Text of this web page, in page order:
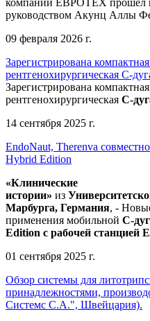
руководством Акунц Аллы
09 февраля 2026 г.
Зарегистрирована
рентгенохирургическая С-
Зарегистрирована
рентгенохирургическая С-
14 сентября 2025 г.
EndoNaut, Therenva
Hybrid Edition
«Клинические
истории» из Университетск
Марбурга, Германия, -
применения мобильной С-
Edition с рабочей станцией
01 сентября 2025 г.
Обзор системы для
принадлежностями,
Системс С.А.", Швейцария).